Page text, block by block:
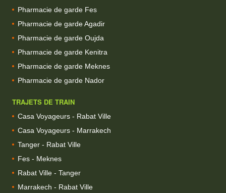
Pharmacie de garde Fes
Pharmacie de garde Agadir
Pharmacie de garde Oujda
Pharmacie de garde Kenitra
Pharmacie de garde Meknes
Pharmacie de garde Nador
TRAJETS DE TRAIN
Casa Voyageurs - Rabat Ville
Casa Voyageurs - Marrakech
Tanger - Rabat Ville
Fes - Meknes
Rabat Ville - Tanger
Marrakech - Rabat Ville